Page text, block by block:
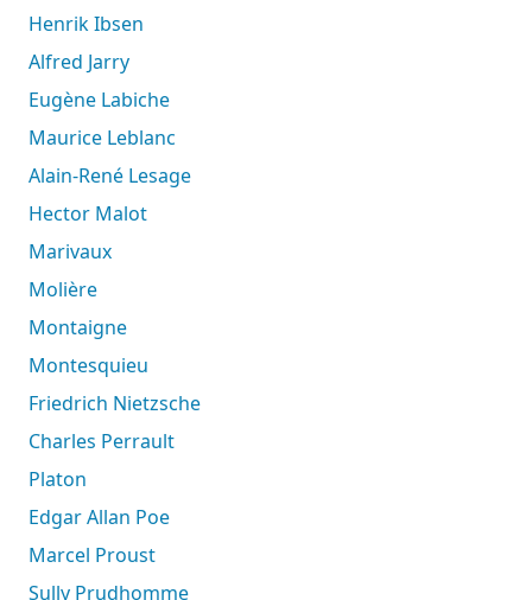
Henrik Ibsen
Alfred Jarry
Eugène Labiche
Maurice Leblanc
Alain-René Lesage
Hector Malot
Marivaux
Molière
Montaigne
Montesquieu
Friedrich Nietzsche
Charles Perrault
Platon
Edgar Allan Poe
Marcel Proust
Sully Prudhomme